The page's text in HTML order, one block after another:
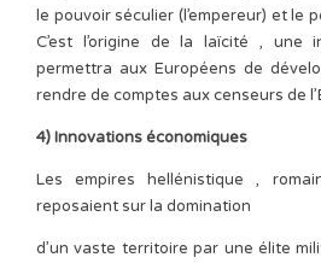
le pouvoir séculier (l’empereur) et le
C’est l’origine de la laïcité , une
permettra aux Européens de
rendre de comptes aux censeurs de
4) Innovations économiques
Les empires hellénistique ,
reposaient sur la domination
d’un vaste territoire par une élite